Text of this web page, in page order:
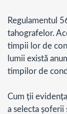
Regulamentul
tahografelor.
timpii lor de
lumii există
timpilor de
Cum ții
a selecta